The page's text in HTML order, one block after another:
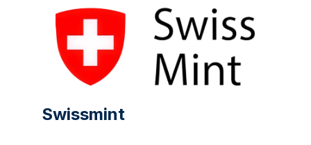
Swissmint